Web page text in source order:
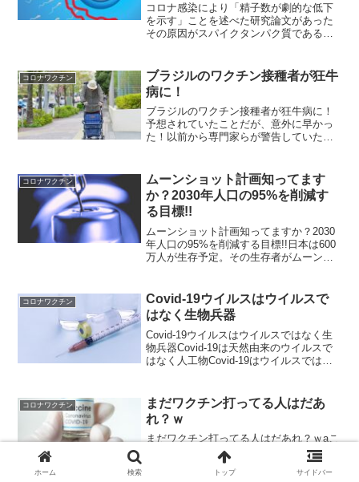
コロナ感染により「精子数が劇的な低下
を示す」ことを述べた研究論文があった
その原因がスパイクタンパク質である場
すが、昨年 6月に、「コロナ感染後の男
性たちに長期の精子数の...
コロナワクチン
ブラジルのワクチン接種者が狂牛
病に！
ブラジルのワクチン接種者が狂牛病に！
予想されていたことだが、意外に早かっ
た！以前から専門家らが警告していたこ
応の１つとして）狂牛病になる可能性が
高く、アルツハイマ...
コロナワクチン
ムーンショット計画知ってます
か？2030年人口の95%を削減す
る目標!!
ムーンショット計画知ってますか？2030
年人口の95%を削減する目標!!日本は600
万人が生存予定。その生存者がムーンシ
倒れだと思いますけどね。念のため情報
は拡散した方...
コロナワクチン
Covid-19ウイルスはウイルスで
はなく生物兵器
Covid-19ウイルスはウイルスではなく生
物兵器Covid-19は天然由来のウイルスで
はなく人工物Covid-19はウイルスではな
ォードさんの動画をご紹介します：C...
コロナワクチン
まだワクチン打ってる人はだあ
れ？ｗ
まだワクチン打ってる人はだあれ？ｗaこ
れは基本です。粘膜免疫は全身免疫が増
強されると弱まっちゃうんですよ。ワク
チン打てばIgGと呼ばれている全身免疫が
ホーム 検索 トップ サイドバー